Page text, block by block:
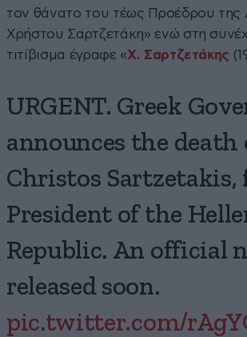
τον θάνατο του τέως Προέδρου της
Χρήστου Σαρτζετάκη» ενώ στη
τιτίβισμα έγραφε «Χ. Σαρτζετάκης
URGENT. Greek
announces the death
Christos Sartzetakis,
President of the
Republic. An official
released soon.
pic.twitter.com/